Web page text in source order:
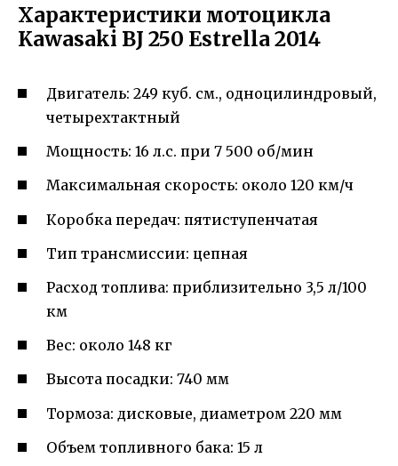
Характеристики мотоцикла
Kawasaki BJ 250 Estrella 2014
Двигатель: 249 куб. см., одноцилиндровый,
четырехтактный
Мощность: 16 л.с. при 7 500 об/мин
Максимальная скорость: около 120 км/ч
Коробка передач: пятиступенчатая
Тип трансмиссии: цепная
Расход топлива: приблизительно 3,5 л/100
км
Вес: около 148 кг
Высота посадки: 740 мм
Тормоза: дисковые, диаметром 220 мм
Объем топливного бака: 15 л